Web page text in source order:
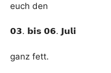
euch den
𝟬𝟯. 𝗯𝗶𝘀 𝟬𝟲. 𝗝𝘂𝗹𝗶
ganz fett.